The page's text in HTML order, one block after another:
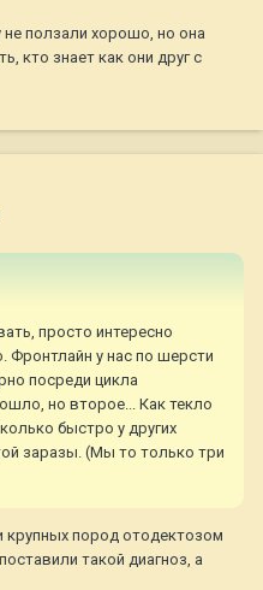
ползали хорошо, но она
кто знает как они друг с
просто интересно
Фронтлайн у нас по шерсти
посреди цикла
но второе... Как текло
быстро у других
заразы. (Мы то только три
пород отодектозом
такой диагноз, а